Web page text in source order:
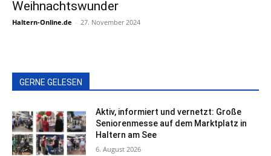
Weihnachtswunder
Haltern-Online.de - 27. November 2024
GERNE GELESEN
Aktiv, informiert und vernetzt: Große
Seniorenmesse auf dem Marktplatz in
Haltern am See
6. August 2026